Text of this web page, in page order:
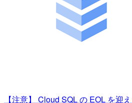
【注意】 Cloud SQL の EOL を迎